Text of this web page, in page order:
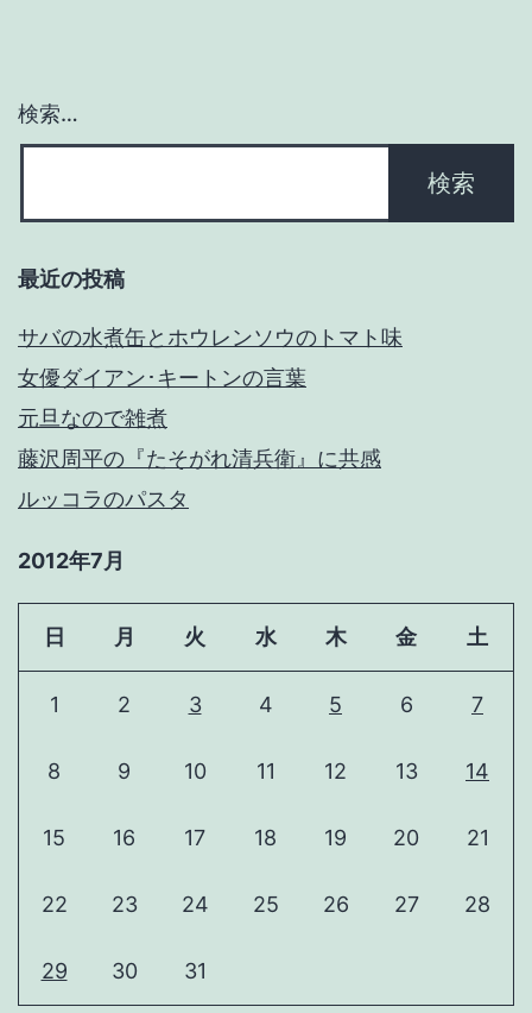
ョ
検索…
最近の投稿
サバの水煮缶とホウレンソウのトマト味
女優ダイアン･キートンの言葉
元旦なので雑煮
藤沢周平の『たそがれ清兵衛』に共感
ルッコラのパスタ
2012年7月
日 月 火 水 木 金 土
1 2 3 4 5 6 7
8 9 10 11 12 13 14
15 16 17 18 19 20 21
22 23 24 25 26 27 28
29 30 31